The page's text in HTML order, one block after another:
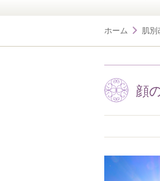
ホーム 肌別
顔